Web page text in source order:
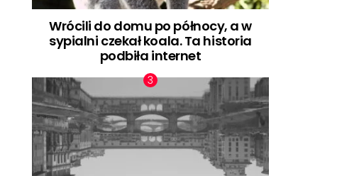
Wrócili do domu po północy, a w
sypialni czekał koala. Ta historia
podbiła internet